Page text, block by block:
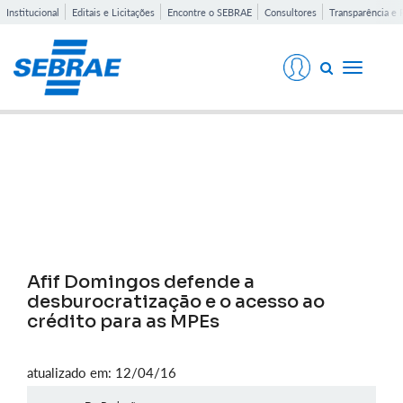
Institucional Editais e Licitações Encontre o SEBRAE Consultores Transparência e
Toggle
Afif Domingos defende a
desburocratização e o acesso ao
crédito para as MPEs
atualizado em: 12/04/16